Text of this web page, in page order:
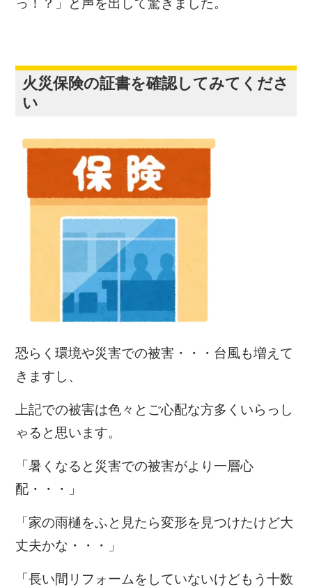
っ！？」と声を出して驚きました。
火災保険の証書を確認してみてくださ
い
恐らく環境や災害での被害・・・台風も増えて
きますし、
上記での被害は色々とご心配な方多くいらっし
ゃると思います。
「暑くなると災害での被害がより一層心
配・・・」
「家の雨樋をふと見たら変形を見つけたけど大
丈夫かな・・・」
「長い間リフォームをしていないけどもう十数